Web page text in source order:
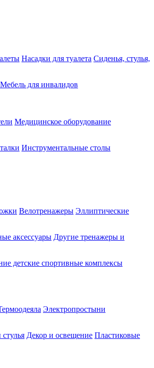
Насадки для туалета Сиденья, стулья,
Мебель для инвалидов
Медицинское оборудование
Инструментальные столы
Велотренажеры Эллиптические
аксессуары Другие тренажеры и
детские спортивные комплексы
Электропростыни
Декор и освещение Пластиковые